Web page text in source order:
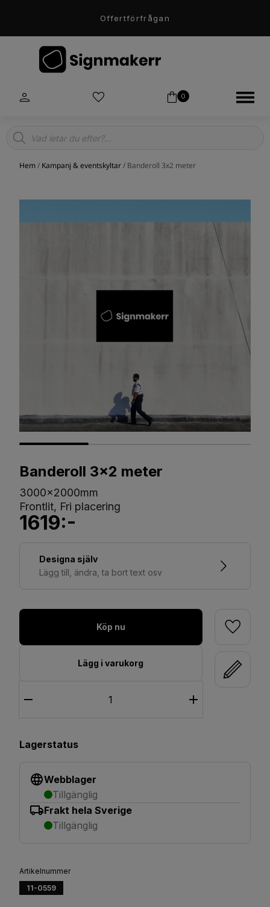
Offertförfrågan
0
Products
search
Hem/ Kampanj & eventskyltar/ Banderoll 3x2 meter
Banderoll 3x2 meter
3000x2000mm
Frontlit, Fri placering
1619:-
Designa själv
Lägg till, ändra, ta bort text osv
Köp nu
Lägg i varukorg
Lagerstatus
Webblager
Tillgänglig
Frakt hela Sverige
Tillgänglig
Artikelnummer
11-0559